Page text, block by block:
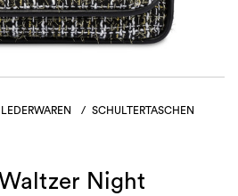
LEDERWAREN / SCHULTERTASCHEN
Night